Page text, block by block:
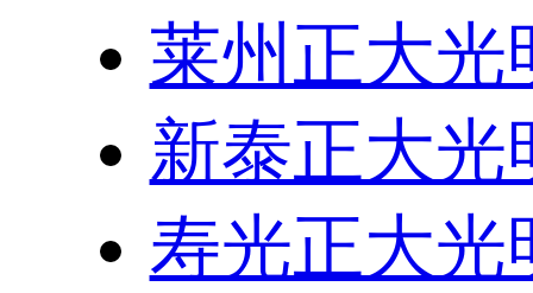
莱州正大光
新泰正大光
寿光正大光